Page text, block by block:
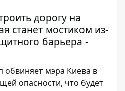
дорогу на
станет мостиком из-
барьера -
обвиняет мэра Киева в
опасности, что будет